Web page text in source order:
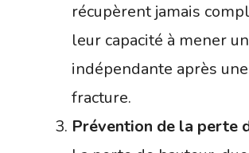
récupèrent jamais
leur capacité à mener
indépendante après
fracture.
Prévention de la perte